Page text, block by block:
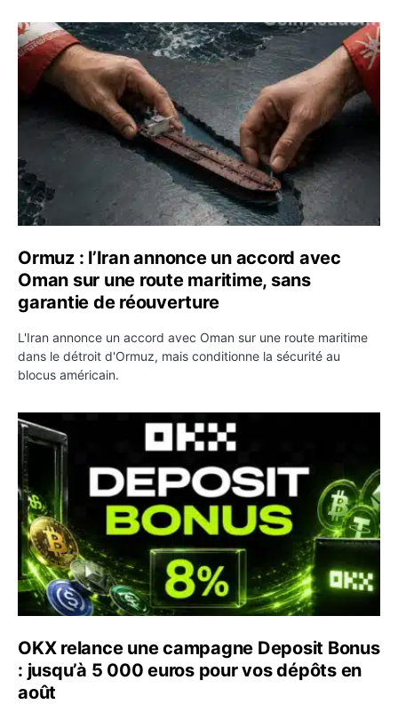
Ormuz : l’Iran annonce un accord avec Oman sur une
Ormuz : l’Iran annonce un accord avec
Oman sur une route maritime, sans
garantie de réouverture
L'Iran annonce un accord avec Oman sur une route maritime
dans le détroit d'Ormuz, mais conditionne la sécurité au
blocus américain.
OKX relance une campagne Deposit Bonus : jusqu’à 5
OKX relance une campagne Deposit Bonus
: jusqu’à 5 000 euros pour vos dépôts en
août